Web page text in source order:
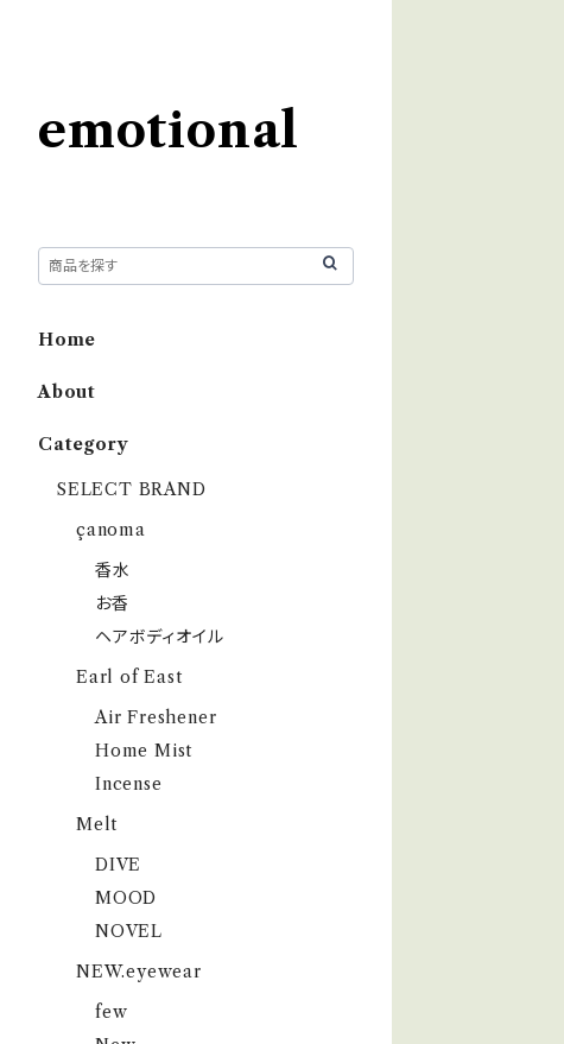
emotional
Home
About
Category
SELECT BRAND
çanoma
香水
お香
ヘアボディオイル
Earl of East
Air Freshener
Home Mist
Incense
Melt
DIVE
MOOD
NOVEL
NEW.eyewear
few